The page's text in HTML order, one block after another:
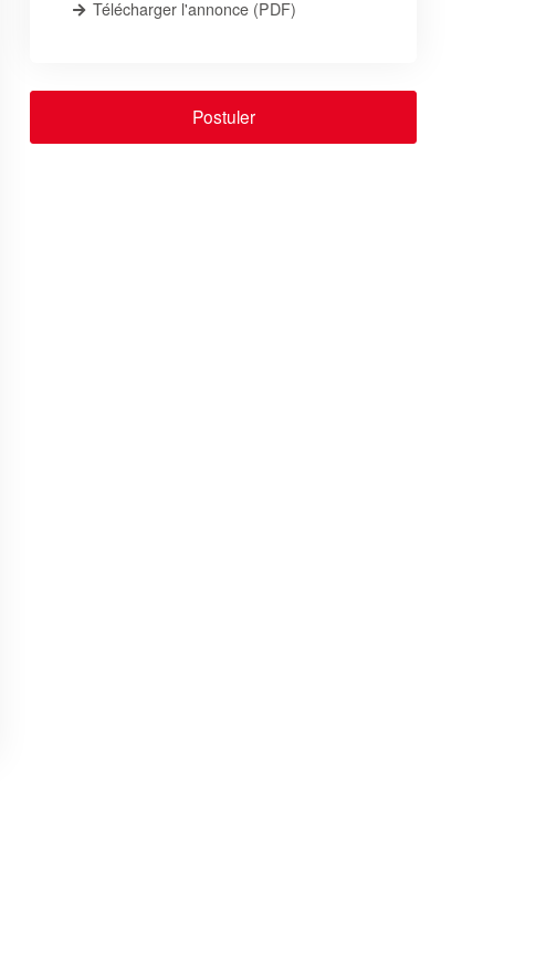
Télécharger l'annonce (PDF)
Postuler